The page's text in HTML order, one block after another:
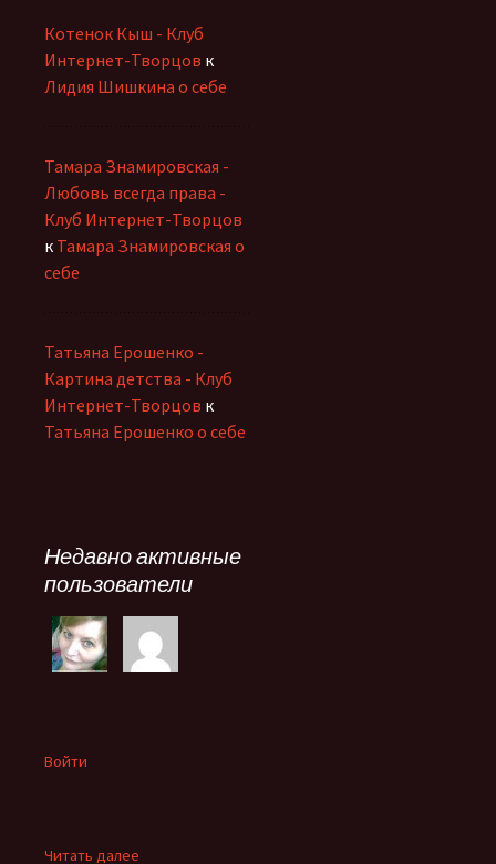
Котенок Кыш - Клуб
Интернет-Творцов к
Лидия Шишкина о себе
Тамара Знамировская -
Любовь всегда права -
Клуб Интернет-Творцов
к Тамара Знамировская о
себе
Татьяна Ерошенко -
Картина детства - Клуб
Интернет-Творцов к
Татьяна Ерошенко о себе
Недавно активные
пользователи
Войти
Читать далее